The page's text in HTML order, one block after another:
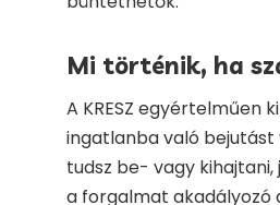
Mi történik, ha
A KRESZ egyértelműen
ingatlanba való bejutást
tudsz be- vagy
a forgalmat akadályozó